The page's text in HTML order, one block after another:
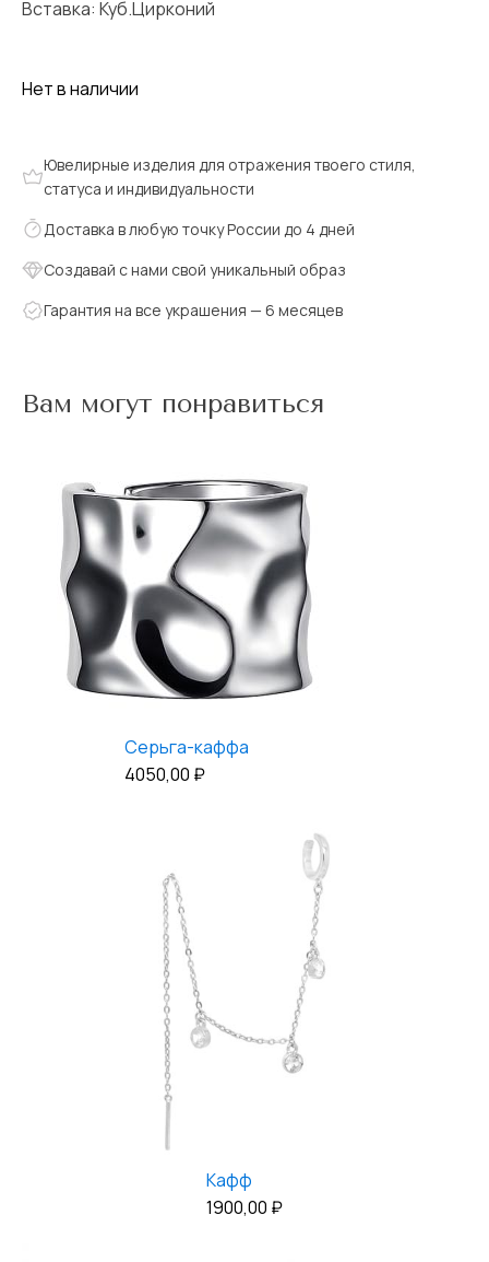
Вставка: Куб.Цирконий
Нет в наличии
Ювелирные изделия для отражения твоего стиля,
статуса и индивидуальности
Доставка в любую точку России до 4 дней
Создавай с нами свой уникальный образ
Гарантия на все украшения — 6 месяцев
Вам могут понравиться
Серьга-каффа
4050,00 ₽
Кафф
1900,00 ₽